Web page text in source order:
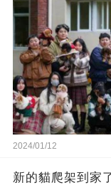
2024/01/12
新的貓爬架到家